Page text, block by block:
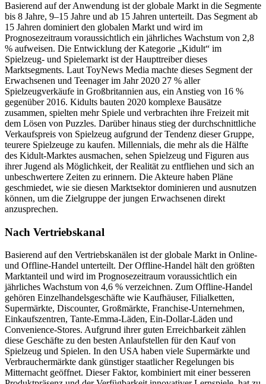
Basierend auf der Anwendung ist der globale Markt in die Segmente
bis 8 Jahre, 9–15 Jahre und ab 15 Jahren unterteilt. Das Segment ab
15 Jahren dominiert den globalen Markt und wird im
Prognosezeitraum voraussichtlich ein jährliches Wachstum von 2,8
% aufweisen. Die Entwicklung der Kategorie „Kidult“ im
Spielzeug- und Spielemarkt ist der Haupttreiber dieses
Marktsegments. Laut ToyNews Media machte dieses Segment der
Erwachsenen und Teenager im Jahr 2020 27 % aller
Spielzeugverkäufe in Großbritannien aus, ein Anstieg von 16 %
gegenüber 2016. Kidults bauten 2020 komplexe Bausätze
zusammen, spielten mehr Spiele und verbrachten ihre Freizeit mit
dem Lösen von Puzzles. Darüber hinaus stieg der durchschnittliche
Verkaufspreis von Spielzeug aufgrund der Tendenz dieser Gruppe,
teurere Spielzeuge zu kaufen. Millennials, die mehr als die Hälfte
des Kidult-Marktes ausmachen, sehen Spielzeug und Figuren aus
ihrer Jugend als Möglichkeit, der Realität zu entfliehen und sich an
unbeschwertere Zeiten zu erinnern. Die Akteure haben Pläne
geschmiedet, wie sie diesen Marktsektor dominieren und ausnutzen
können, um die Zielgruppe der jungen Erwachsenen direkt
anzusprechen.
Nach Vertriebskanal
Basierend auf den Vertriebskanälen ist der globale Markt in Online-
und Offline-Handel unterteilt. Der Offline-Handel hält den größten
Marktanteil und wird im Prognosezeitraum voraussichtlich ein
jährliches Wachstum von 4,6 % verzeichnen. Zum Offline-Handel
gehören Einzelhandelsgeschäfte wie Kaufhäuser, Filialketten,
Supermärkte, Discounter, Großmärkte, Franchise-Unternehmen,
Einkaufszentren, Tante-Emma-Läden, Ein-Dollar-Läden und
Convenience-Stores. Aufgrund ihrer guten Erreichbarkeit zählen
diese Geschäfte zu den besten Anlaufstellen für den Kauf von
Spielzeug und Spielen. In den USA haben viele Supermärkte und
Verbrauchermärkte dank günstiger staatlicher Regelungen bis
Mitternacht geöffnet. Dieser Faktor, kombiniert mit einer besseren